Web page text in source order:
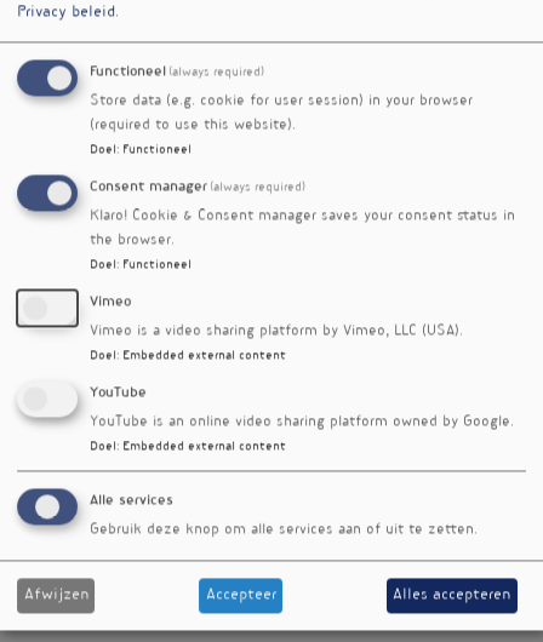
oxidatiemarkers. De DHA-waarden in het bloed
De onderzoekers concluderen dat suppletie met
DHA uit tonijnresten mogelijk een effectieve,
niet-hormonale benadering biedt om
hersengezondheid te ondersteunen bij vrouwen
in de overgang. Tegelijkertijd wijzen ze op de
beperkingen van de studie: het ging om een
kleine steekproef en een relatief korte
interventie met meerdere voedingsstoffen.
Vervolgonderzoek met grotere groepen en
langere duur is nodig om deze bevindingen te
bevestigen en het werkingsmechanisme beter
te begrijpen.
Randomized, Double-Blind, Placebo-Controlled, Parallel-
Group, 8-Week Pilot Study of Tuna-Byproduct-Derived
Novel Supplements for Managing Cellular Senescence
and Cognitive Decline in Perimenopausal and
Postmenopausal Women. Antioxidants. mei
2025;14(5):520.
Privacy beleid.
Functioneel (always required)
Store data (e.g. cookie for user session) in your browser
(required to use this website).
Doel : Functioneel
Consent manager (always required)
Klaro! Cookie & Consent manager saves your consent status in
the browser.
Doel : Functioneel
Vimeo
Vimeo is a video sharing platform by Vimeo, LLC (USA).
Doel : Embedded external content
YouTube
YouTube is an online video sharing platform owned by Google.
Doel : Embedded external content
Alle services
Gebruik deze knop om alle services aan of uit te zetten.
Afwijzen Accepteer Alles accepteren